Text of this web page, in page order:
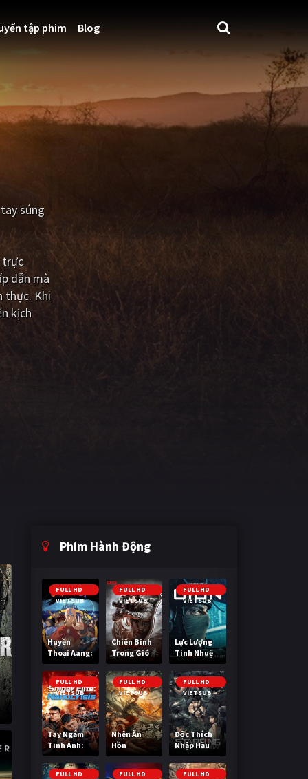
tập phim Blog
súng
trực
dẫn mà
thực. Khi
kịch
Phim Hành Động
FULL HD
VIETSUB
Huyền
Thoại Aang:
Tiết Khí Sư
Cuối Cùng
FULL HD
VIETSUB
Chiến Binh
Trong Gió
FULL HD
VIETSUB
Lực Lượng
Tinh Nhuệ
FULL HD
VIETSUB
Tay Ngắm
Tinh Anh:
Nguy Cơ
Nano
FULL HD
VIETSUB
Nhện Ăn
Hồn
FULL HD
VIETSUB
Độc Thích
Nhập Hầu
FULL HD
FULL HD
FULL HD